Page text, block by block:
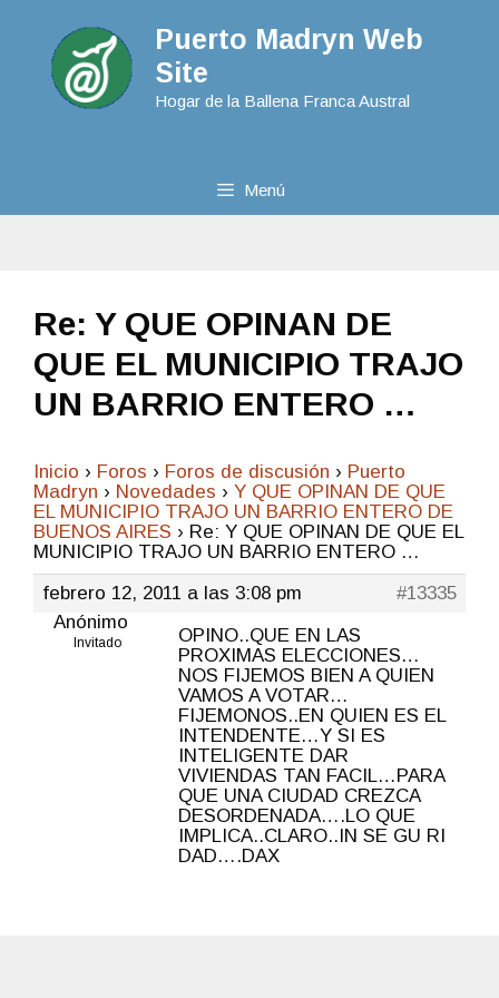
Puerto Madryn Web
Site
Hogar de la Ballena Franca Austral
Menú
Re: Y QUE OPINAN DE
QUE EL MUNICIPIO TRAJO
UN BARRIO ENTERO …
Inicio › Foros › Foros de discusión › Puerto
Madryn › Novedades › Y QUE OPINAN DE QUE
EL MUNICIPIO TRAJO UN BARRIO ENTERO DE
BUENOS AIRES › Re: Y QUE OPINAN DE QUE EL
MUNICIPIO TRAJO UN BARRIO ENTERO …
febrero 12, 2011 a las 3:08 pm
#13335
Anónimo
Invitado
OPINO..QUE EN LAS
PROXIMAS ELECCIONES…
NOS FIJEMOS BIEN A QUIEN
VAMOS A VOTAR…
FIJEMONOS..EN QUIEN ES EL
INTENDENTE…Y SI ES
INTELIGENTE DAR
VIVIENDAS TAN FACIL…PARA
QUE UNA CIUDAD CREZCA
DESORDENADA….LO QUE
IMPLICA..CLARO..IN SE GU RI
DAD….DAX